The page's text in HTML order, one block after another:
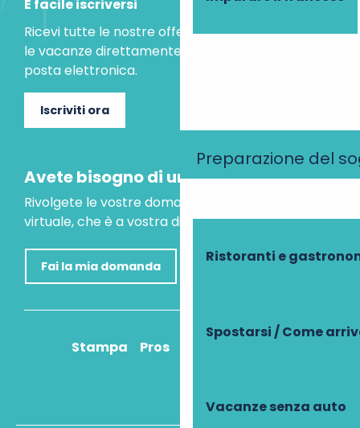
Preparazione del
Ristoranti e
Spostarsi / Come
Vacanze senza auto
È facile iscriversi
Ricevi tutte le nostre offerte speciali e le idee per
le vacanze direttamente nella tua casella di
posta elettronica.
Iscriviti ora
Avete bisogno di un consiglio?
Rivolgete le vostre domande al nostro assistente
virtuale, che è a vostra disposizione per aiutarvi.
Fai la mia domanda
Stampa Pros